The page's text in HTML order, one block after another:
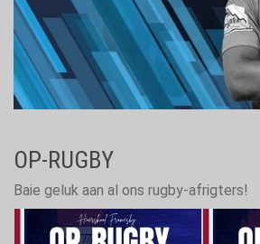
OP-RUGBY
Baie geluk aan al ons rugby-afrigters!